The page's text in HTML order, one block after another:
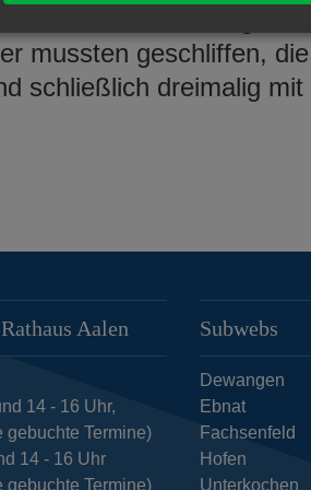
konnten beginnen:
mussten geschliffen, die
schließlich dreimalig mit
Aalen
14 - 16 Uhr,
gebuchte Termine)
14 - 16 Uhr
gebuchte Termine)
Subwebs
Dewangen
Ebnat
Fachsenfeld
Hofen
Unterkochen